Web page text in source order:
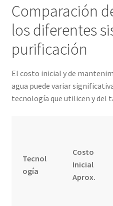
Comparación
los diferentes
purificación
El costo inicial y de
agua puede variar
tecnología que utilicen y del
Tecnol
ogía
Costo
Inicial
Aprox.